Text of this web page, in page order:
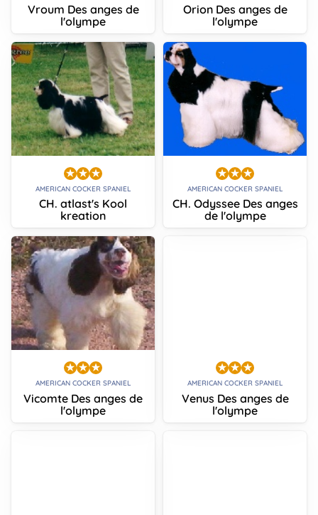
Vroum Des anges de
l'olympe
Orion Des anges de
l'olympe
AMERICAN COCKER SPANIEL
CH. atlast's Kool
kreation
AMERICAN COCKER SPANIEL
CH. Odyssee Des anges
de l'olympe
AMERICAN COCKER SPANIEL
Vicomte Des anges de
l'olympe
AMERICAN COCKER SPANIEL
Venus Des anges de
l'olympe